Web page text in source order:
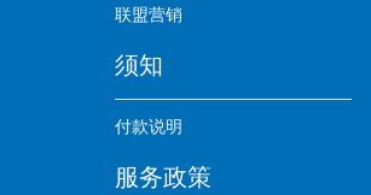
联盟营销
须知
付款说明
服务政策